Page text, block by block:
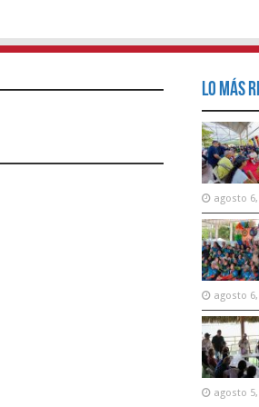
Lo Más
agosto 6,
agosto 6,
agosto 5,